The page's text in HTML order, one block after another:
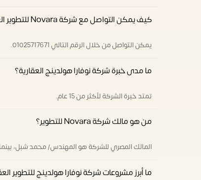
كيف يمكن التواصل مع شركة Novara للتطوير العقاري؟
يمكن التواصل من خلال الرقم التالي 01025717671.
ما مدى خبرة شركة نوفارا هولدينج العقارية؟
تمتد خبرة الشركة لأكثر من 15 عام.
من هو مالك شركة Novara للتطوير؟
المالك المصري للشركة هو المهندس/ محمد شبل،
ما أبرز مشروعات شركة نوفارا هولدينج للتطوير